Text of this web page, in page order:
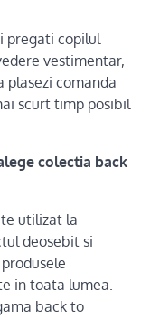
pregati copilul
vestimentar,
plasezi comanda
scurt timp posibil
colectia back
utilizat la
deosebit si
in toata lumea.
back to